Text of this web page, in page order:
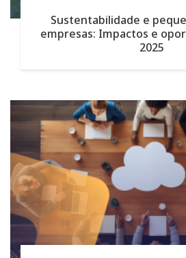
Sustentabilidade e
empresas: Impactos e
2025